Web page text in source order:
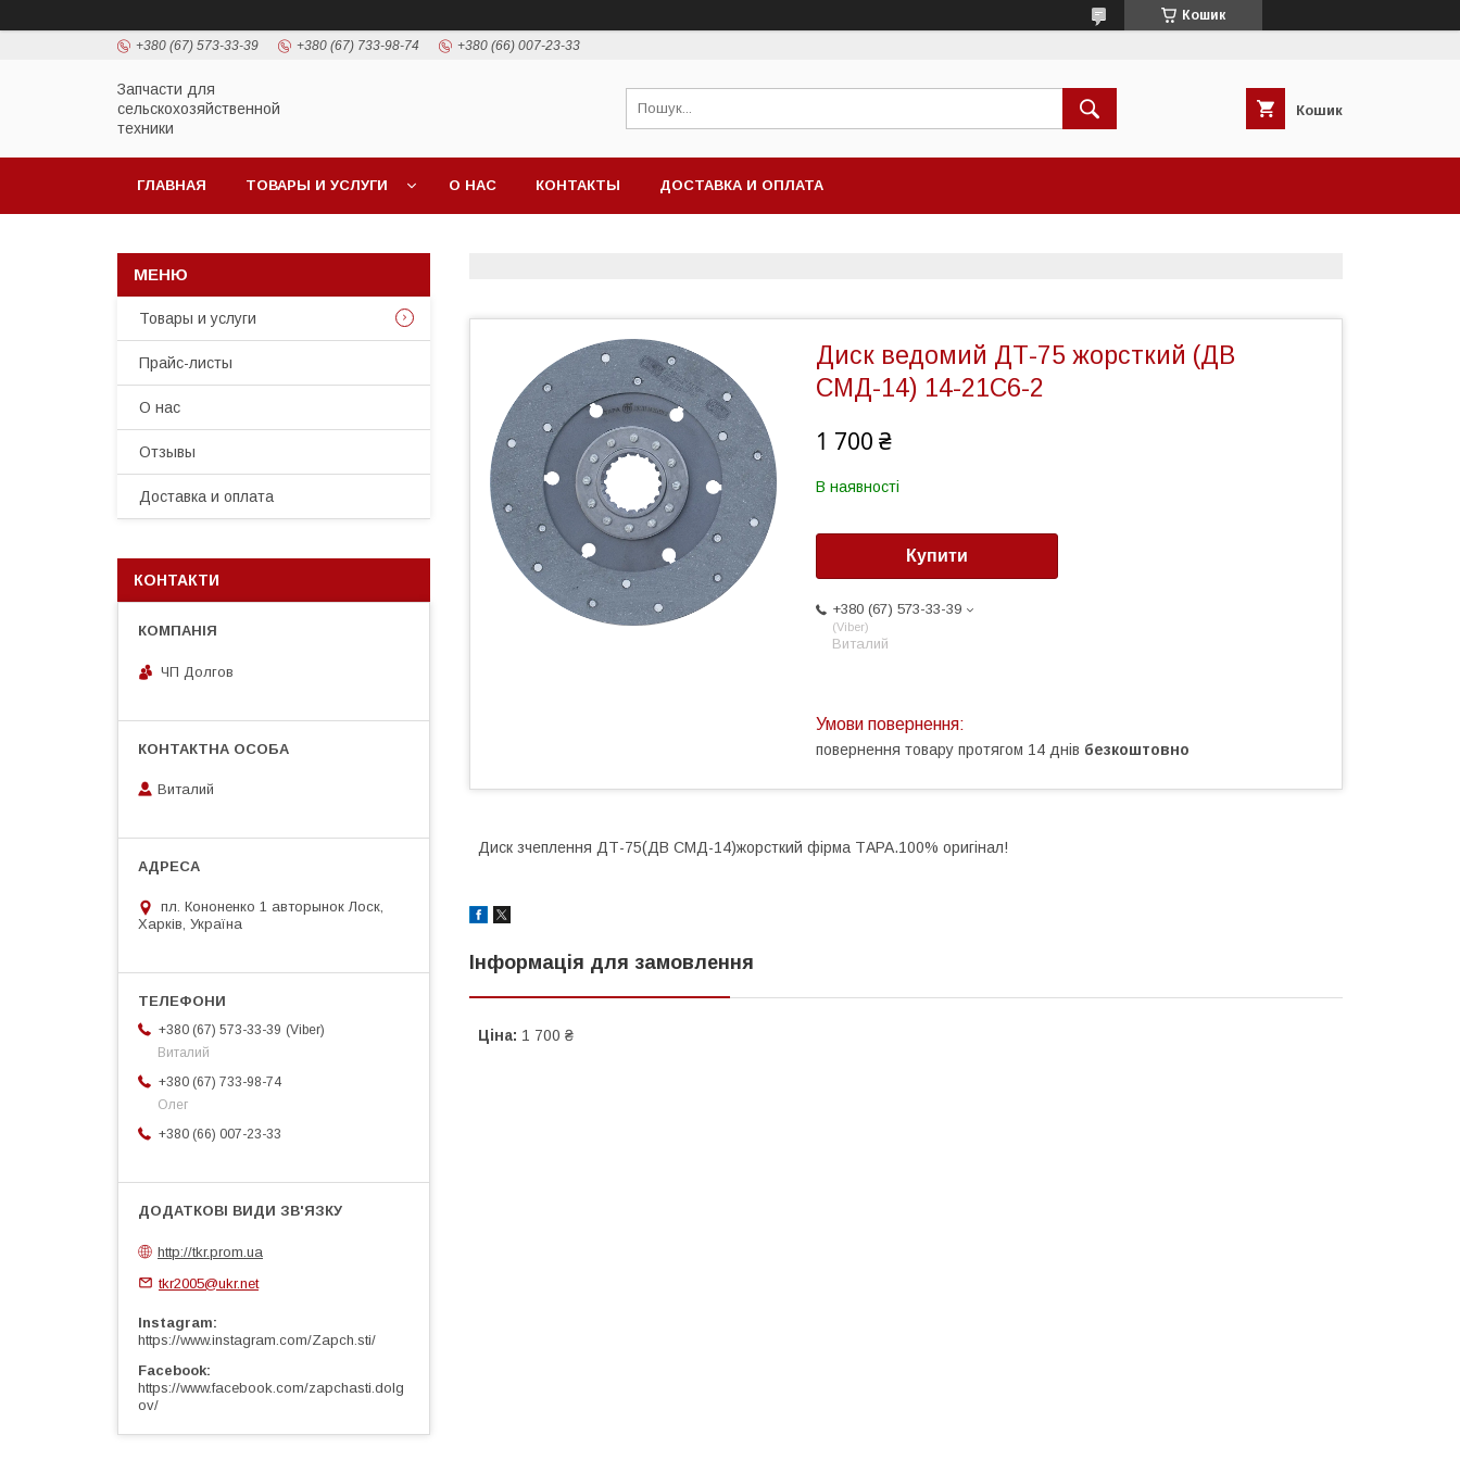
Кошик
+380 (67) 573-33-39 +380 (67) 733-98-74 +380 (66) 007-23-33
Запчасти для
сельскохозяйственной
техники
Кошик
ГЛАВНАЯ ТОВАРЫ И УСЛУГИ О НАС КОНТАКТЫ ДОСТАВКА И ОПЛАТА
Диск ведомий ДТ-75 жорсткий (ДВ
СМД-14) 14-21С6-2
1 700 ₴
В наявності
Купити
+380 (67) 573-33-39
Viber
Виталий
повернення товару протягом 14 днів безкоштовно
Диск зчеплення ДТ-75(ДВ СМД-14)жорсткий фірма ТАРА.100% оригінал!
Інформація для замовлення
Ціна: 1 700 ₴
Товары и услуги
Прайс-листы
О нас
Отзывы
Доставка и оплата
КОНТАКТИ
ЧП Долгов
Виталий
пл. Кононенко 1 авторынок Лоск,
Харків, Україна
+380 (67) 573-33-39
Viber
Виталий
+380 (67) 733-98-74
Олег
+380 (66) 007-23-33
http://tkr.prom.ua
tkr2005@ukr.net
Instagram
https://www.instagram.com/Zapch.sti/
Facebook
https://www.facebook.com/zapchasti.dolg
ov/